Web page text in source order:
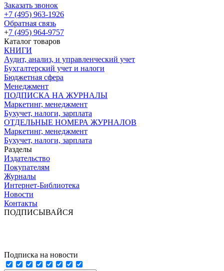
Заказать звонок
+7 (495) 963-1926
Обратная связь
+7 (495) 964-9757
Каталог товаров
КНИГИ
Аудит, анализ, и управленческий учет
Бухгалтерский учет и налоги
Бюджетная сфера
Менеджмент
ПОДПИСКА НА ЖУРНАЛЫ
Маркетинг, менеджмент
Бухучет, налоги, зарплата
ОТДЕЛЬНЫЕ НОМЕРА ЖУРНАЛОВ
Маркетинг, менеджмент
Бухучет, налоги, зарплата
Разделы
Издательство
Покупателям
Журналы
Интернет-Библиотека
Новости
Контакты
ПОДПИСЫВАЙСЯ
Подписка на новости